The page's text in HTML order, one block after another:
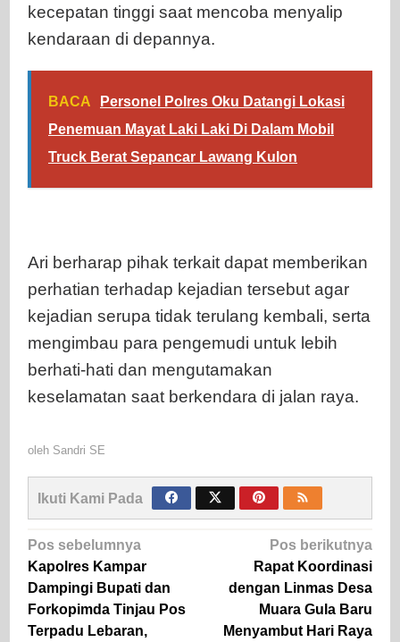
kecepatan tinggi saat mencoba menyalip
kendaraan di depannya.
BACA
Personel Polres Oku Datangi Lokasi
Penemuan Mayat Laki Laki Di Dalam Mobil
Truck Berat Sepancar Lawang Kulon
Ari berharap pihak terkait dapat memberikan
perhatian terhadap kejadian tersebut agar
kejadian serupa tidak terulang kembali, serta
mengimbau para pengemudi untuk lebih
berhati-hati dan mengutamakan
keselamatan saat berkendara di jalan raya.
oleh Sandri SE
Ikuti Kami Pada
Navigasi
pos
Pos sebelumnya
Kapolres Kampar
Dampingi Bupati dan
Forkopimda Tinjau Pos
Terpadu Lebaran,
Pos berikutnya
Rapat Koordinasi
dengan Linmas Desa
Muara Gula Baru
Menyambut Hari Raya